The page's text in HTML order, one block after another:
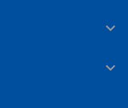

